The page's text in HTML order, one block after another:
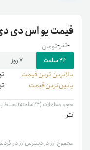
قیمتیو‌ اس دی
-تومان -تتر
۲۴ ساعت ۷ روز
بالاترین ‌ترین قیمت
پایین‌ترین قیمت
حجم معاملات (۲۴ساعته)
تتر
تسلط
مجموع ارز در دسترسارز در